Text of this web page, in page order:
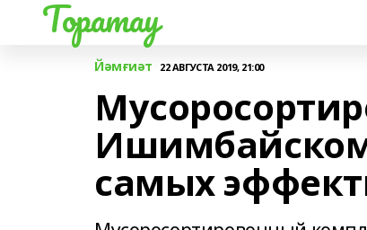
Торатау
Йәмғиәт 22 АВГУСТА 2019, 21:00
самых